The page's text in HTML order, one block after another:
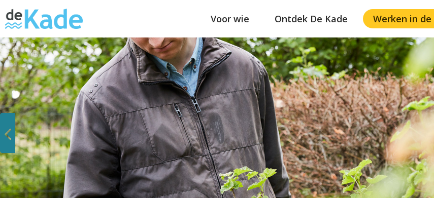
Voor wie Ontdek De Kade Werken in de
Vorige